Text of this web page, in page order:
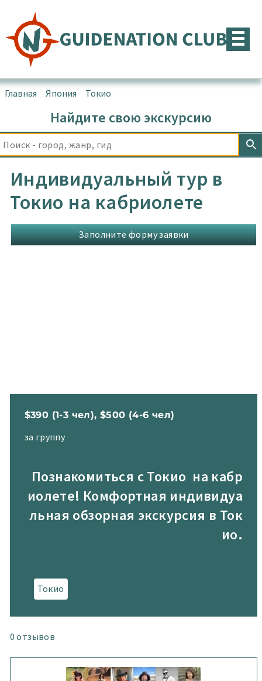
содержимому
Главная Япония Токио
Найдите свою экскурсию
Индивидуальный тур в
Токио на кабриолете
Заполните форму заявки
$390 (1-3 чел), $500 (4-6 чел)
за группу
Познакомиться с Токио на кабр
иолете! Комфортная индивидуа
льная обзорная экскурсия в Ток
ио.
Токио
0 отзывов